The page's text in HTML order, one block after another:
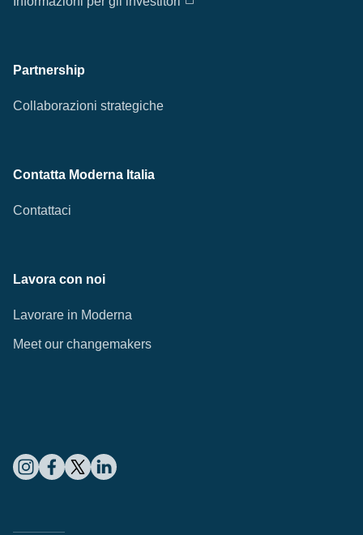
Partnership
Collaborazioni strategiche
Contatta Moderna Italia
Contattaci
Lavora con noi
Lavorare in Moderna
Meet our changemakers